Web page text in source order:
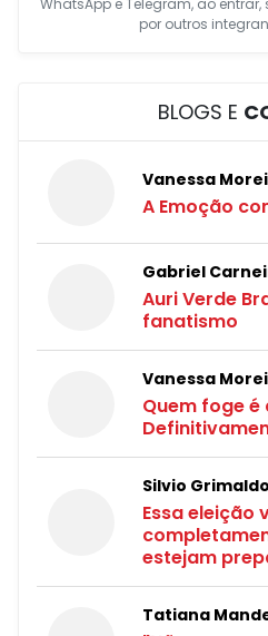
WhatsApp e Telegram, ao
por outros
BLOGS E
Vanessa
A Emoção
Gabriel
Auri Verde
fanatismo
Vanessa
Quem foge
Silvio Grimaldo
Essa eleição
estejam
Tatiana